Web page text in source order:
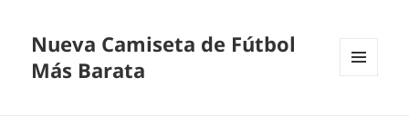
Nueva Camiseta de Fútbol
Más Barata